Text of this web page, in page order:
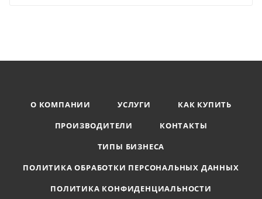
О КОМПАНИИ УСЛУГИ
КАК КУПИТЬ
ПРОИЗВОДИТЕЛИ
КОНТАКТЫ
ТИПЫ БИЗНЕСА
ПОЛИТИКА ОБРАБОТКИ ПЕРСОНАЛЬНЫХ ДАННЫХ
ПОЛИТИКА КОНФИДЕНЦИАЛЬНОСТИ